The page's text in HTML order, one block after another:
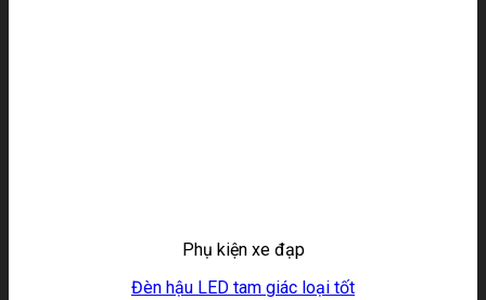
Phụ kiện xe đạp
Đèn hậu LED tam giác loại tốt